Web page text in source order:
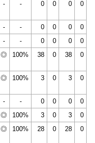
- - 0 0 0 0
- - 0 0 0
0
- - 0 0 0 0
◎ 100% 38 0 38 0
◎ 100% 3 0 3 0
- - 0 0 0
0
◎ 100% 3 0 3 0
◎ 100% 28 0 28 0